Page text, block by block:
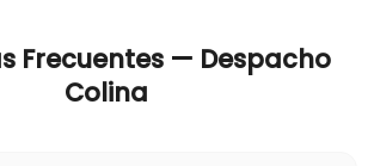
Frecuentes — Despacho
Colina